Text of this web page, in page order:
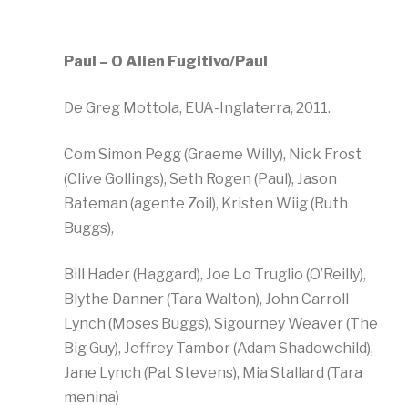
Paul – O Alien Fugitivo/Paul
De Greg Mottola, EUA-Inglaterra, 2011.
Com Simon Pegg (Graeme Willy), Nick Frost
(Clive Gollings), Seth Rogen (Paul), Jason
Bateman (agente Zoil), Kristen Wiig (Ruth
Buggs),
Bill Hader (Haggard), Joe Lo Truglio (O’Reilly),
Blythe Danner (Tara Walton), John Carroll
Lynch (Moses Buggs), Sigourney Weaver (The
Big Guy), Jeffrey Tambor (Adam Shadowchild),
Jane Lynch (Pat Stevens), Mia Stallard (Tara
menina)